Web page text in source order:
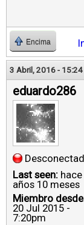
Encima
3 Abril, 2016 - 15:24
eduardo286
Last seen: hace
años 10 meses
Miembro
20 Jul 2015 -
7:20pm